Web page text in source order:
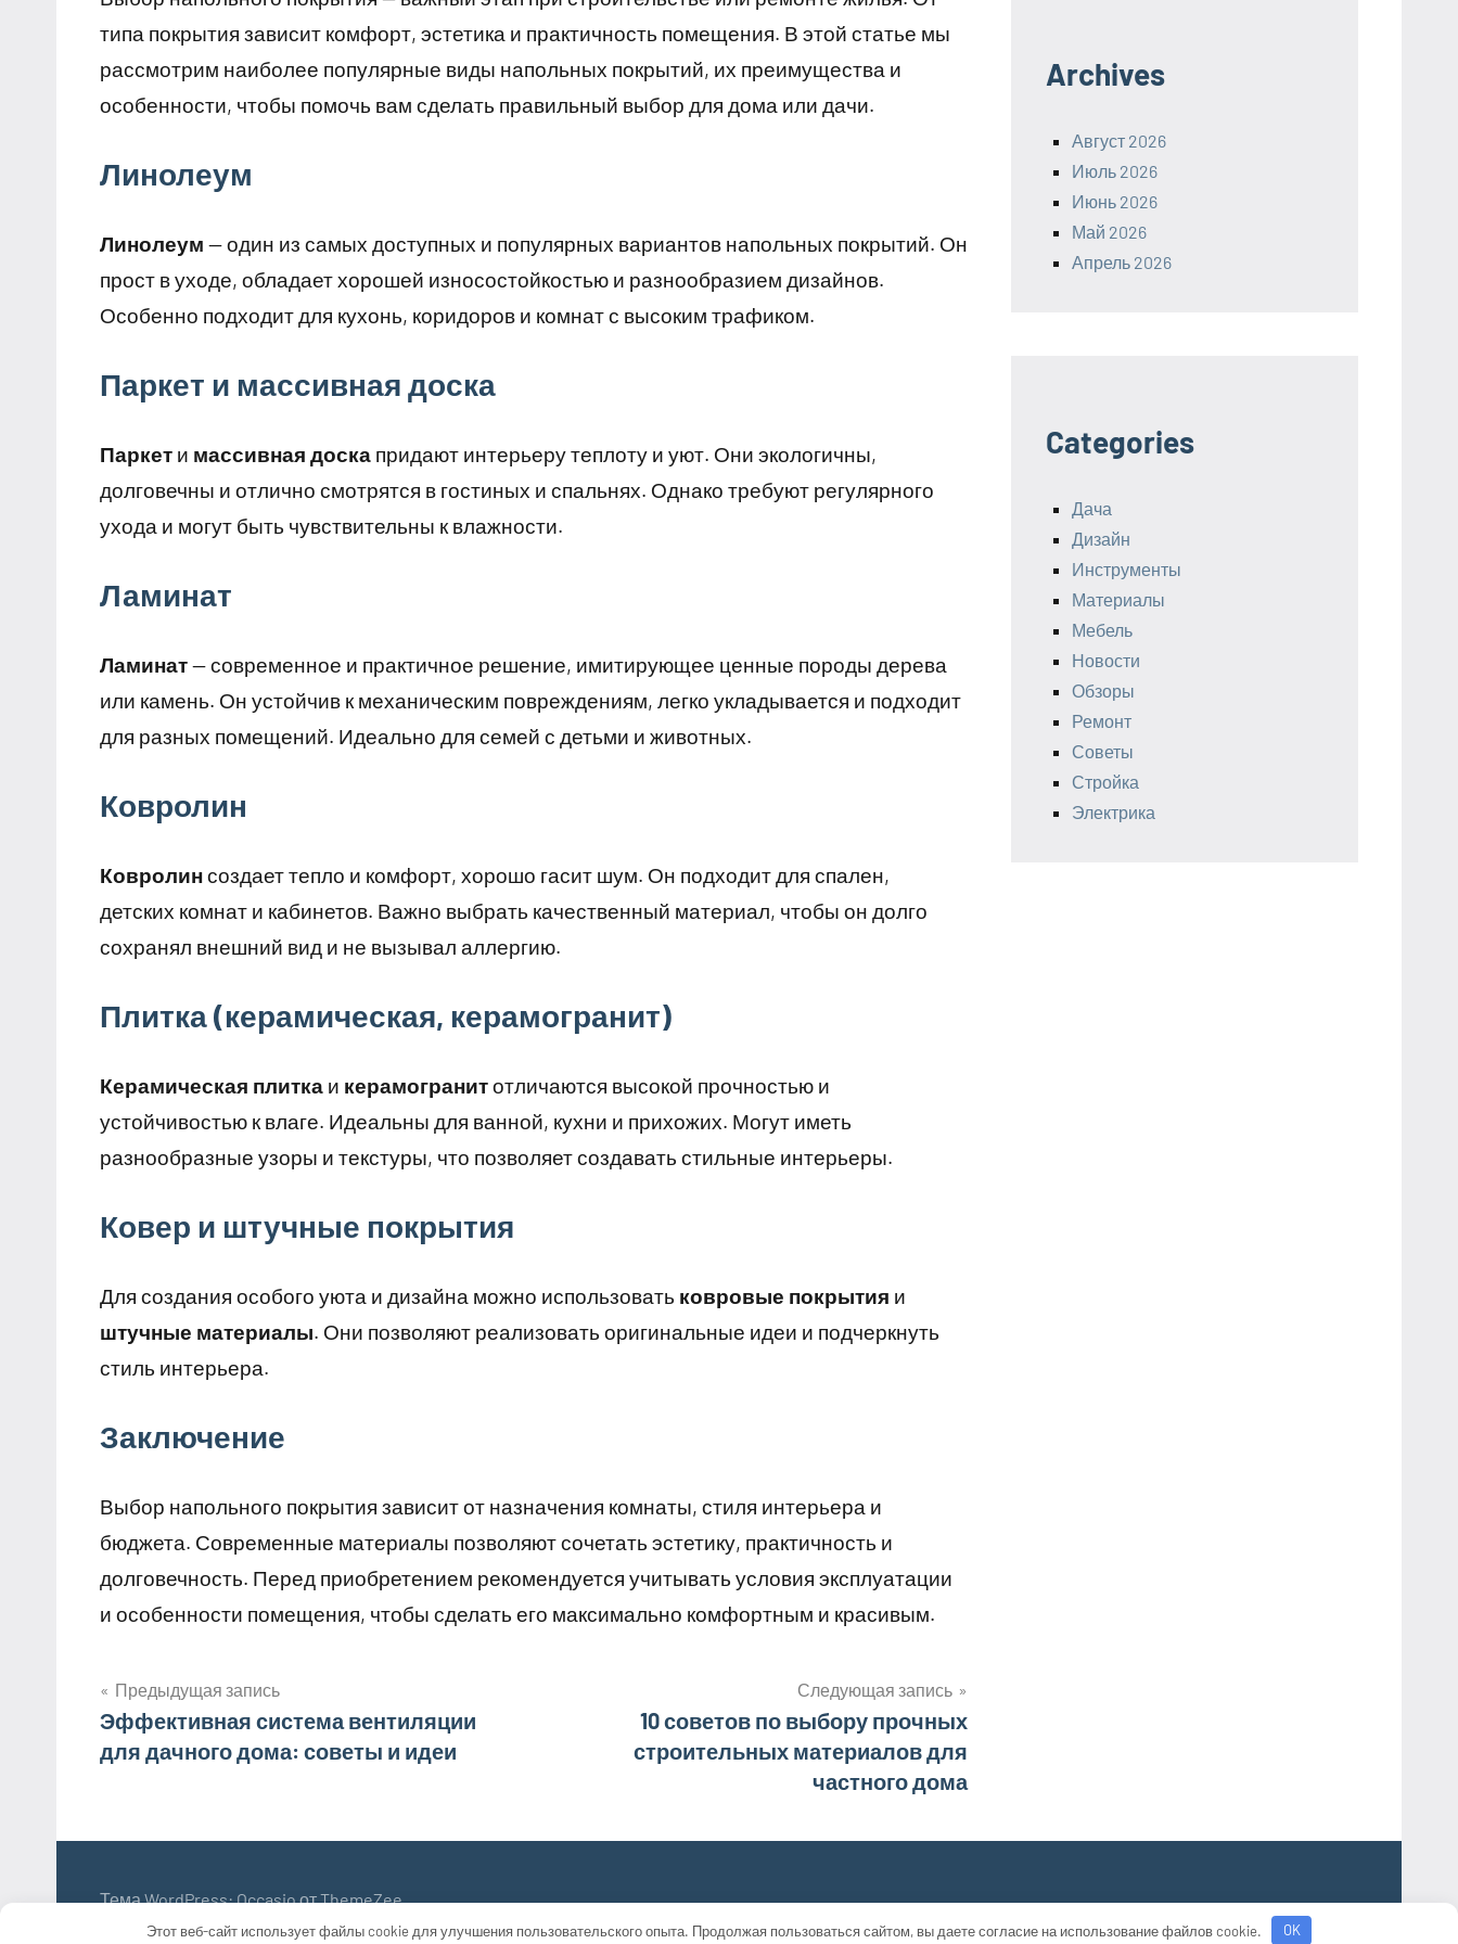
типа покрытия зависит комфорт, эстетика и практичность помещения. В этой статье мы
рассмотрим наиболее популярные виды напольных покрытий, их преимущества и
особенности, чтобы помочь вам сделать правильный выбор для дома или дачи.
Линолеум
Линолеум — один из самых доступных и популярных вариантов напольных покрытий. Он
прост в уходе, обладает хорошей износостойкостью и разнообразием дизайнов.
Особенно подходит для кухонь, коридоров и комнат с высоким трафиком.
Паркет и массивная доска
Паркет и массивная доска придают интерьеру теплоту и уют. Они экологичны,
долговечны и отлично смотрятся в гостиных и спальнях. Однако требуют регулярного
ухода и могут быть чувствительны к влажности.
Ламинат
Ламинат— современное и практичное решение, имитирующее ценные породы дерева
или камень. Он устойчив к механическим повреждениям, легко укладывается и подходит
для разных помещений. Идеально для семей с детьми и животных.
Ковролин
Ковролинсоздает тепло и комфорт, хорошо гасит шум. Он подходит для спален,
детских комнат и кабинетов. Важно выбрать качественный материал, чтобы он долго
сохранял внешний вид и не вызывал аллергию.
Плитка (керамическая, керамогранит)
Керамическая плитка и керамогранитотличаются высокой прочностью и
устойчивостью к влаге. Идеальны для ванной, кухни и прихожих. Могут иметь
разнообразные узоры и текстуры, что позволяет создавать стильные интерьеры.
Ковер и штучные покрытия
Для создания особого уюта и дизайна можно использовать ковровые покрытия и
штучные материалы. Они позволяют реализовать оригинальные идеи и подчеркнуть
стиль интерьера.
Заключение
Выбор напольного покрытия зависит от назначения комнаты, стиля интерьера и
бюджета. Современные материалы позволяют сочетать эстетику, практичность и
долговечность. Перед приобретением рекомендуется учитывать условия эксплуатации
и особенности помещения, чтобы сделать его максимально комфортным и красивым.
Навигация
по
Предыдущая запись
Эффективная система вентиляции
для дачного дома: советы и идеи
Следующая запись
10 советов по выбору прочных
строительных материалов для
частного дома
Archives
Август 2026
Июль 2026
Июнь 2026
Май 2026
Апрель 2026
Categories
Дача
Дизайн
Инструменты
Материалы
Мебель
Новости
Обзоры
Ремонт
Советы
Стройка
Электрика
Тема WordPress: Occasio от ThemeZee.
Этот веб-сайт использует файлы cookie для улучшения пользовательского опыта. Продолжая пользоваться сайтом, вы даете согласие на использование файлов cookie. OK